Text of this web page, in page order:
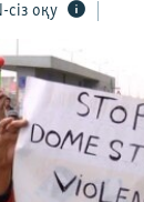
сіз оқу